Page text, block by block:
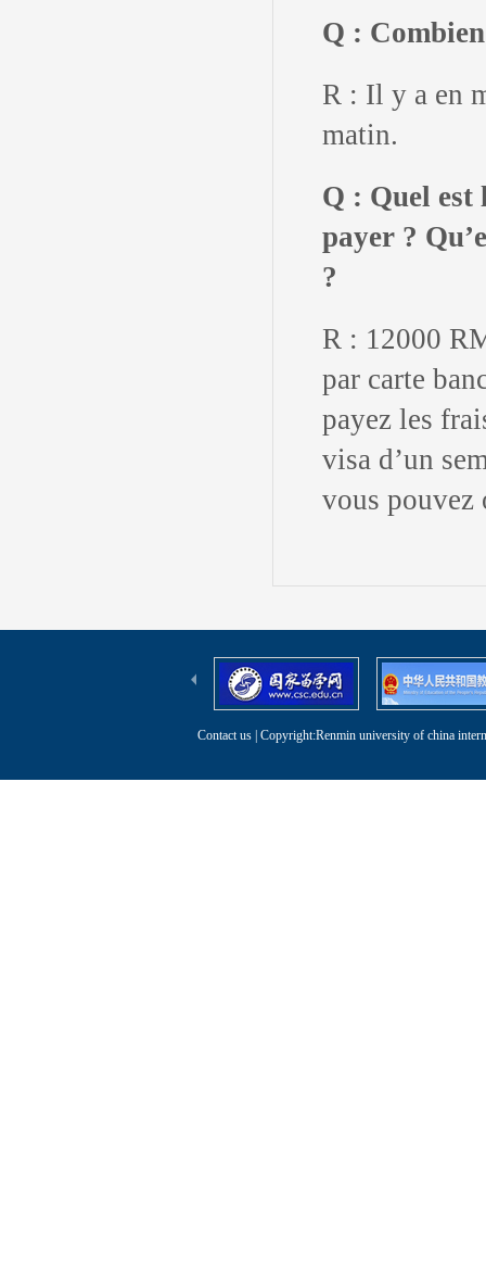
Q :
R : Il y a en
matin.
Q : Quel est
payer ?
?
R : 12000
par carte
payez les
visa d’un
vous pouvez
Contact us | Copyright:Renmin university of china